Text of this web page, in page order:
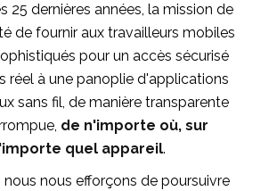
25 dernières années, la mission de
de fournir aux travailleurs mobiles
pour un accès sécurisé
réel à une panoplie d'applications
sans fil, de manière transparente
de n'importe où, sur
quel appareil.
nous nous efforçons de poursuivre